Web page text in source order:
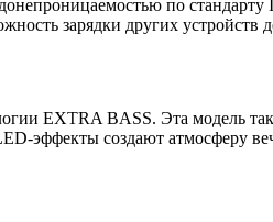
по стандарту
зарядки других устройств
EXTRA BASS. Эта модель
эффекты создают атмосферу